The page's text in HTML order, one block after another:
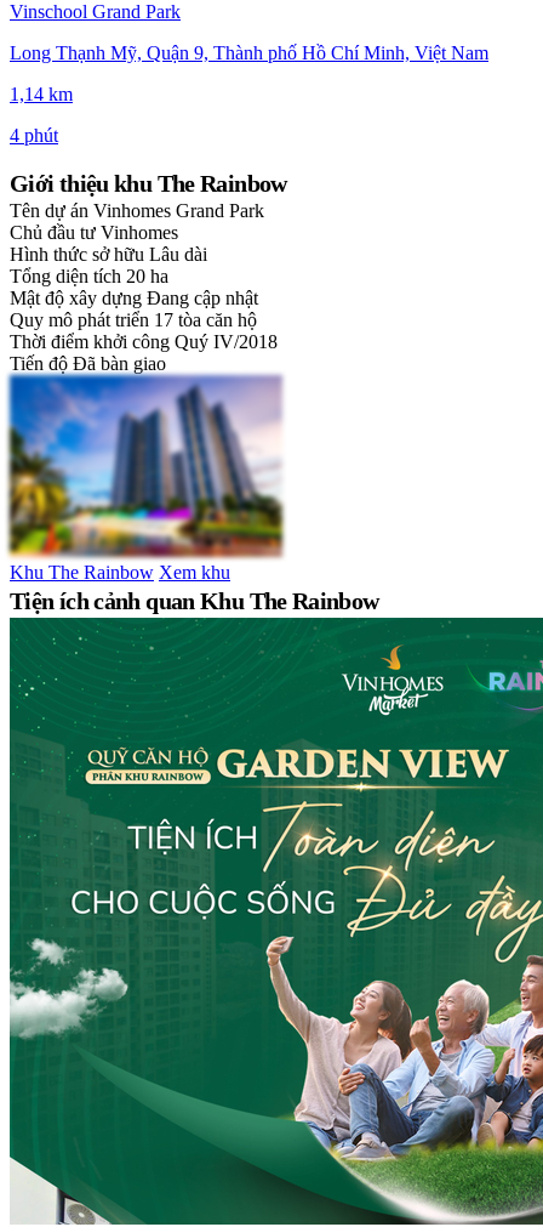
Vinschool Grand Park
Long Thạnh Mỹ, Quận 9, Thành phố Hồ Chí Minh, Việt Nam
1,14 km
4 phút
Giới thiệu khu The Rainbow
Tên dự án Vinhomes Grand Park
Chủ đầu tư Vinhomes
Hình thức sở hữu Lâu dài
Tổng diện tích 20 ha
Mật độ xây dựng Đang cập nhật
Quy mô phát triển 17 tòa căn hộ
Thời điểm khởi công Quý IV/2018
Tiến độ Đã bàn giao
Khu The Rainbow Xem khu
Tiện ích cảnh quan Khu The Rainbow